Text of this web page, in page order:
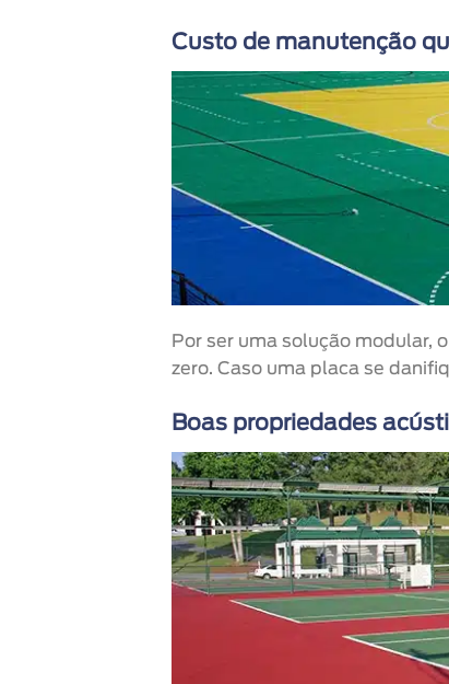
Custo de manutenção
Por ser uma solução modular,
zero. Caso uma placa se
Boas propriedades